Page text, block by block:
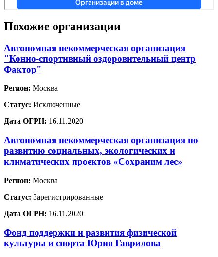
Похожие организации
Автономная некоммерческая организация
"Конно-спортивный оздоровительный центр
Фактор"
Регион: Москва
Статус: Исключенные
Дата ОГРН: 16.11.2020
Автономная некоммерческая организация по
развитию социальных, экологических и
климатических проектов «Сохраним лес»
Регион: Москва
Статус: Зарегистрированные
Дата ОГРН: 16.11.2020
Фонд поддержки и развития физической
культуры и спорта Юрия Гаврилова